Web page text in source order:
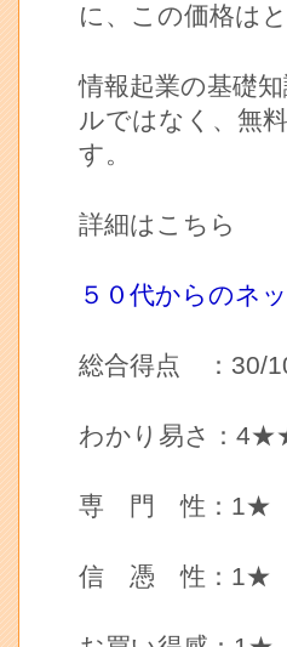
に、この価格は
情報起業の基礎
ルではなく、無
す。
詳細はこちら
５０代からのネ
総合得点 ：30/
わかり易さ：
専 門 性：1★
信 憑 性：1★